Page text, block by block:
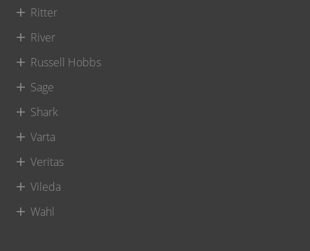
Ritter
River
Russell Hobbs
Sage
Shark
Varta
Veritas
Vileda
Wahl